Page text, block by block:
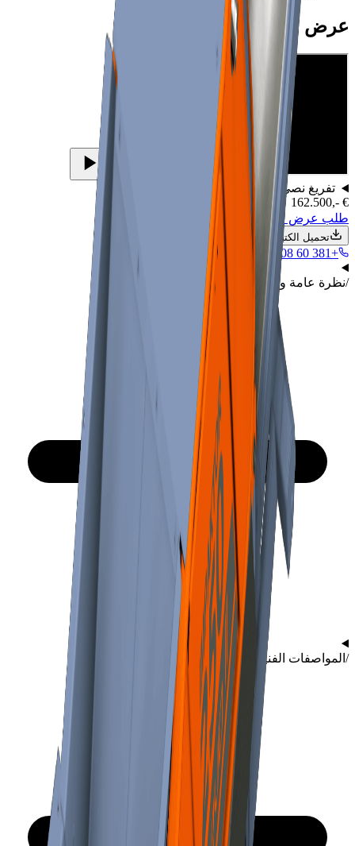
عرض المنتج
تفريغ نصي للفيديو
162.500,- €
طلب عرض سعر وحزمة تكلفة الملكية
تحميل الكتيب
+381 60 708 0810 راسل المبيعات
/نظرة عامة والفيديو
/ المواصفات الفنية والرسومات